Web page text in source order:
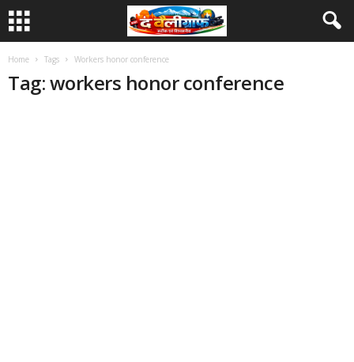
Home Tags Workers honor conference
Tag: workers honor conference